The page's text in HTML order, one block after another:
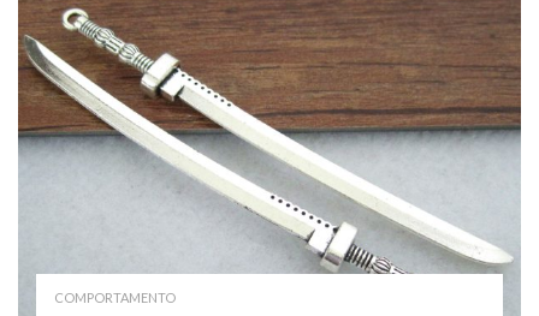
COMPORTAMENTO